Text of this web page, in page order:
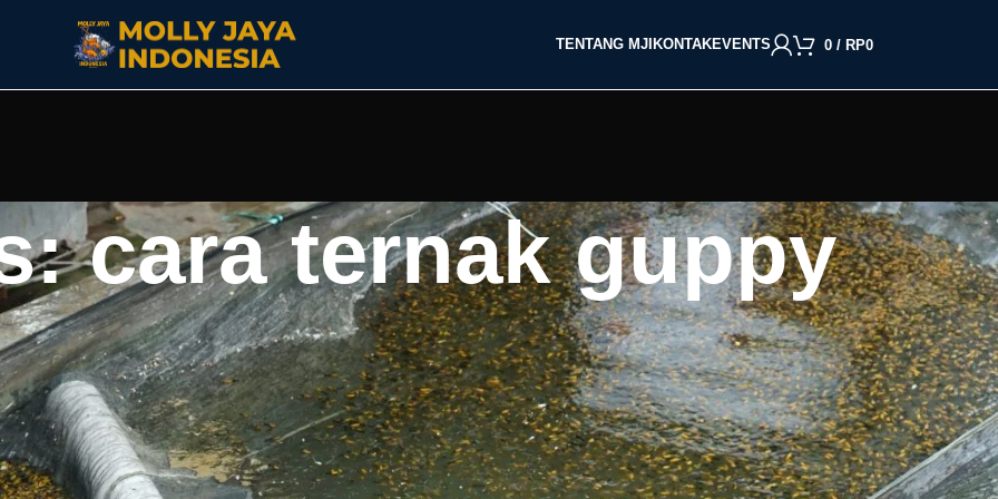
TENTANG MJI KONTAKEVENTS 0 / RP0
cara ternak guppy
BACA BERDASARKAN JENIS IKAN